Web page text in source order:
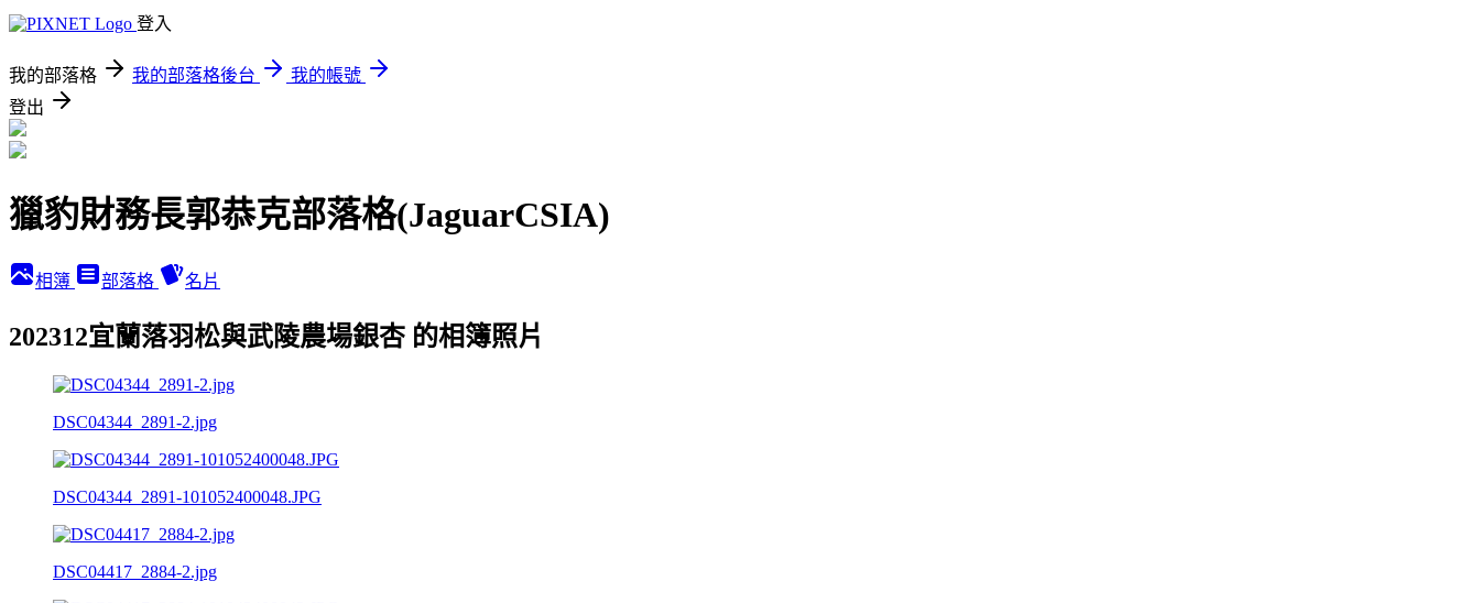
登入
我的部落格 我的部落格後台
我的帳號
登出
獵豹財務長郭恭克部落格(JaguarCSIA)
相簿 部落格 名片
202312宜蘭落羽松與武陵農場銀杏 的相簿照片
DSC04344_2891-2.jpg
DSC04344_2891-101052400048.JPG
DSC04417_2884-2.jpg